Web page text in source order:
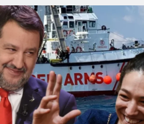
con
l’eskimo
e
Tesla
in
garage